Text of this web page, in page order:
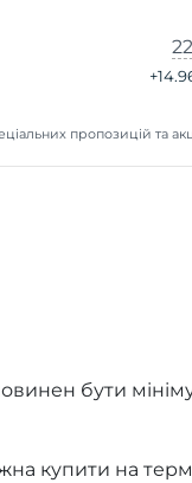
+
пропозицій та
бути
купити на